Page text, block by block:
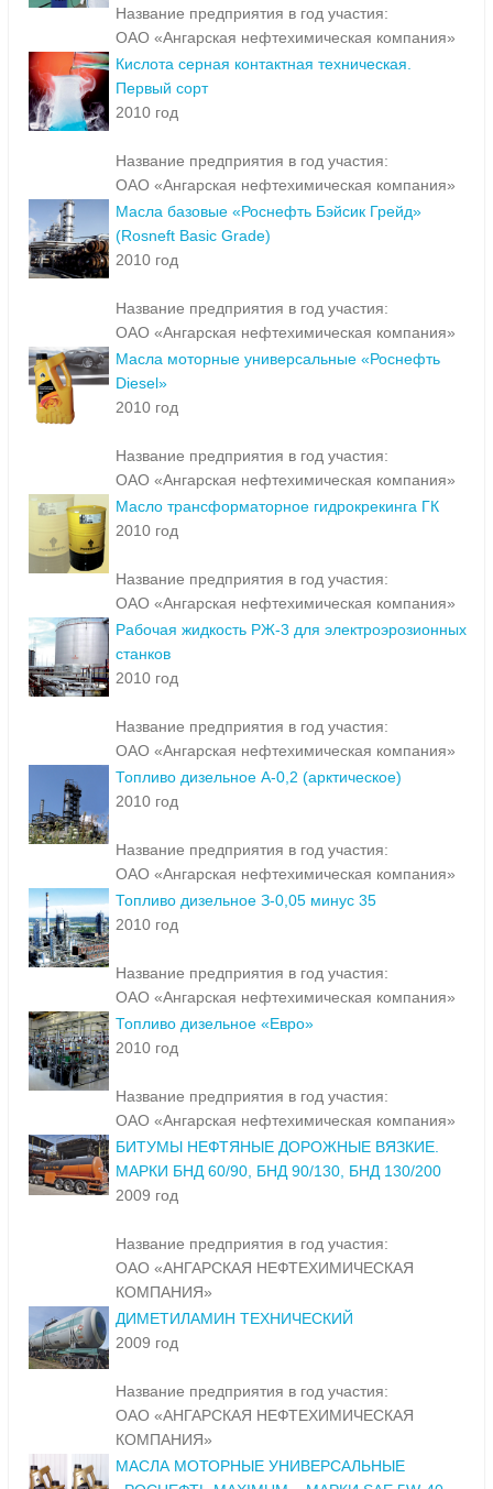
Название предприятия в год участия:
ОАО «Ангарская нефтехимическая компания»
Кислота серная контактная техническая.
Первый сорт
2010 год
Название предприятия в год участия:
ОАО «Ангарская нефтехимическая компания»
Масла базовые «Роснефть Бэйсик Грейд»
(Rosneft Basic Grade)
2010 год
Название предприятия в год участия:
ОАО «Ангарская нефтехимическая компания»
Масла моторные универсальные «Роснефть
Diesel»
2010 год
Название предприятия в год участия:
ОАО «Ангарская нефтехимическая компания»
Масло трансформаторное гидрокрекинга ГК
2010 год
Название предприятия в год участия:
ОАО «Ангарская нефтехимическая компания»
Рабочая жидкость РЖ-3 для электроэрозионных
станков
2010 год
Название предприятия в год участия:
ОАО «Ангарская нефтехимическая компания»
Топливо дизельное А-0,2 (арктическое)
2010 год
Название предприятия в год участия:
ОАО «Ангарская нефтехимическая компания»
Топливо дизельное З-0,05 минус 35
2010 год
Название предприятия в год участия:
ОАО «Ангарская нефтехимическая компания»
Топливо дизельное «Евро»
2010 год
Название предприятия в год участия:
ОАО «Ангарская нефтехимическая компания»
БИТУМЫ НЕФТЯНЫЕ ДОРОЖНЫЕ ВЯЗКИЕ.
МАРКИ БНД 60/90, БНД 90/130, БНД 130/200
2009 год
Название предприятия в год участия:
ОАО «АНГАРСКАЯ НЕФТЕХИМИЧЕСКАЯ
КОМПАНИЯ»
ДИМЕТИЛАМИН ТЕХНИЧЕСКИЙ
2009 год
Название предприятия в год участия:
ОАО «АНГАРСКАЯ НЕФТЕХИМИЧЕСКАЯ
КОМПАНИЯ»
МАСЛА МОТОРНЫЕ УНИВЕРСАЛЬНЫЕ